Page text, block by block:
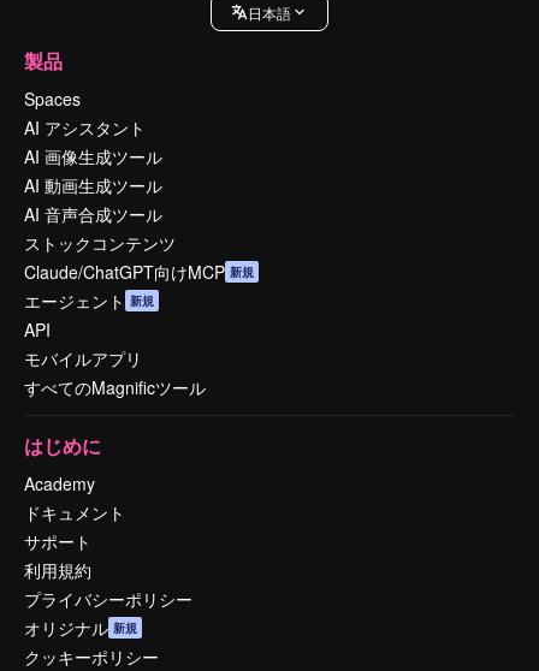
日本語
製品
Spaces
AI アシスタント
AI 画像生成ツール
AI 動画生成ツール
AI 音声合成ツール
ストックコンテンツ
Claude/ChatGPT向けMCP 新規
エージェント 新規
API
モバイルアプリ
すべてのMagnificツール
はじめに
Academy
ドキュメント
サポート
利用規約
プライバシーポリシー
オリジナル 新規
クッキーポリシー